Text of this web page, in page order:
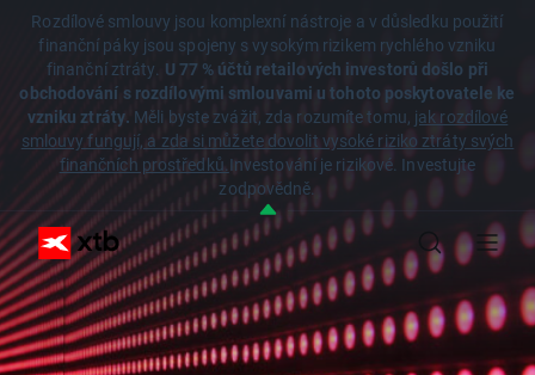
Rozdílové smlouvy jsou komplexní nástroje a v důsledku použití
finanční páky jsou spojeny s vysokým rizikem rychlého vzniku
finanční ztráty. U 77 % účtů retailových investorů došlo při
obchodování s rozdílovými smlouvami u tohoto poskytovatele ke
vzniku ztráty. Měli byste zvážit, zda rozumíte tomu, jak rozdílové
smlouvy fungují, a zda si můžete dovolit vysoké riziko ztráty svých
finančních prostředků.Investování je rizikové. Investujte
zodpovědně.